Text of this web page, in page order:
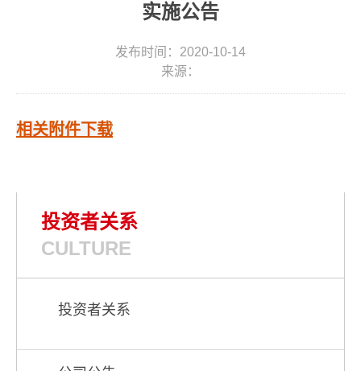
实施公告
发布时间：2020-10-14
来源：
相关附件下载
投资者关系
CULTURE
投资者关系